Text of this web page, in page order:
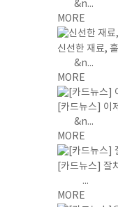
&n...
MORE
신선한 재료,
&n...
MORE
[카드뉴스] 이
&n...
MORE
[카드뉴스] 잘
...
MORE